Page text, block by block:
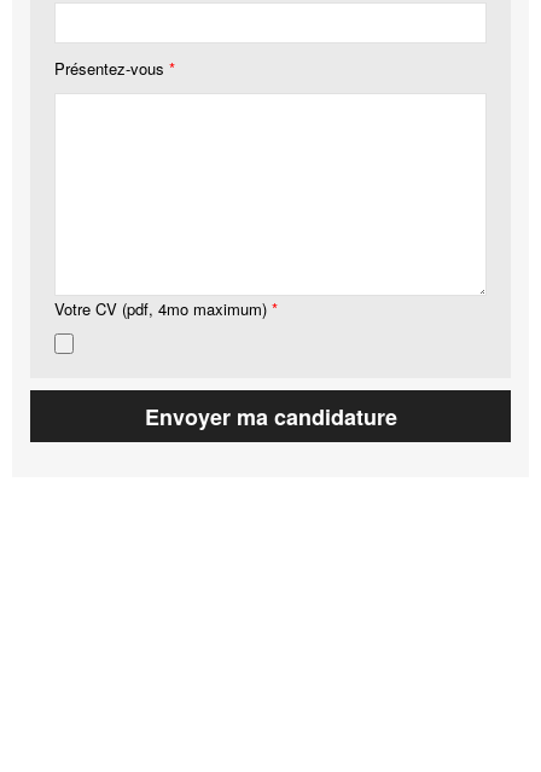
Présentez-vous *
Votre CV (pdf, 4mo maximum) *